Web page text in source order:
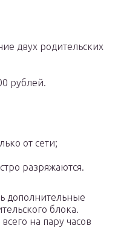
двух родительских
рублей.
от сети;
разряжаются.
дополнительные
блока.
на пару часов